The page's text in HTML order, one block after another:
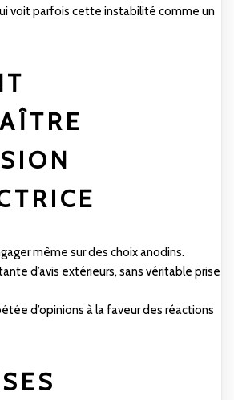
voit parfois cette instabilité comme un
même sur des choix anodins.
d’avis extérieurs, sans véritable prise
d’opinions à la faveur des réactions